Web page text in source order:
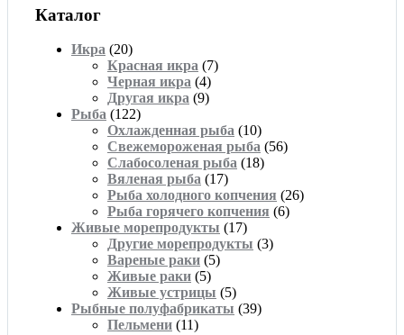
Каталог
Икра (20)
Красная икра (7)
Черная икра (4)
Другая икра (9)
Рыба (122)
Охлажденная рыба (10)
Свежемороженая рыба (56)
Слабосоленая рыба (18)
Вяленая рыба (17)
Рыба холодного копчения (26)
Рыба горячего копчения (6)
Живые морепродукты (17)
Другие морепродукты (3)
Вареные раки (5)
Живые раки (5)
Живые устрицы (5)
Рыбные полуфабрикаты (39)
Пельмени (11)